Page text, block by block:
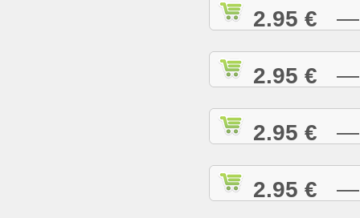
2.95 € —
2.95 € —
2.95 € —
2.95 € —